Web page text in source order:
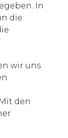
In
die
wir uns
den